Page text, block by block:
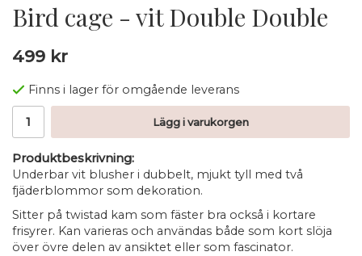
Bird cage - vit Double Double
499 kr
Finns i lager för omgående leverans
Lägg i varukorgen
Produktbeskrivning:
Underbar vit blusher i dubbelt, mjukt tyll med två
fjäderblommor som dekoration.
Sitter på twistad kam som fäster bra också i kortare
frisyrer. Kan varieras och användas både som kort slöja
över övre delen av ansiktet eller som fascinator.